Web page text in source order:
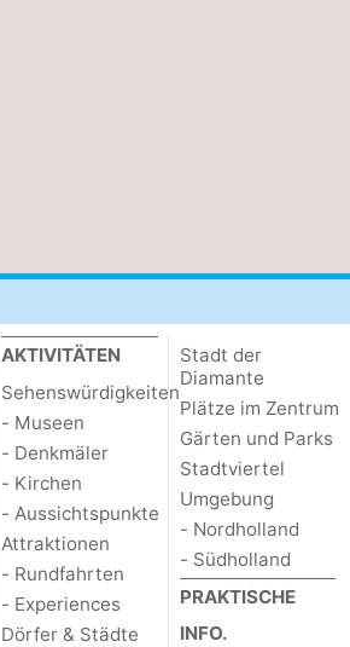
AKTIVITÄTEN
Sehenswürdigkeiten
- Museen
- Denkmäler
- Kirchen
- Aussichtspunkte
Attraktionen
- Rundfahrten
- Experiences
Dörfer & Städte
Stadt der
Diamante
Plätze im Zentrum
Gärten und Parks
Stadtviertel
Umgebung
- Nordholland
- Südholland
PRAKTISCHE
INFO.